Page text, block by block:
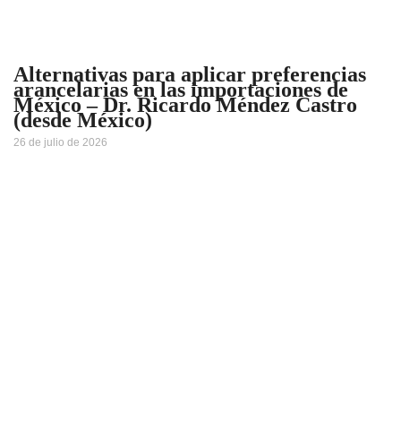
Alternativas para aplicar preferencias
arancelarias en las importaciones de
México – Dr. Ricardo Méndez Castro
(desde México)
26 de julio de 2026